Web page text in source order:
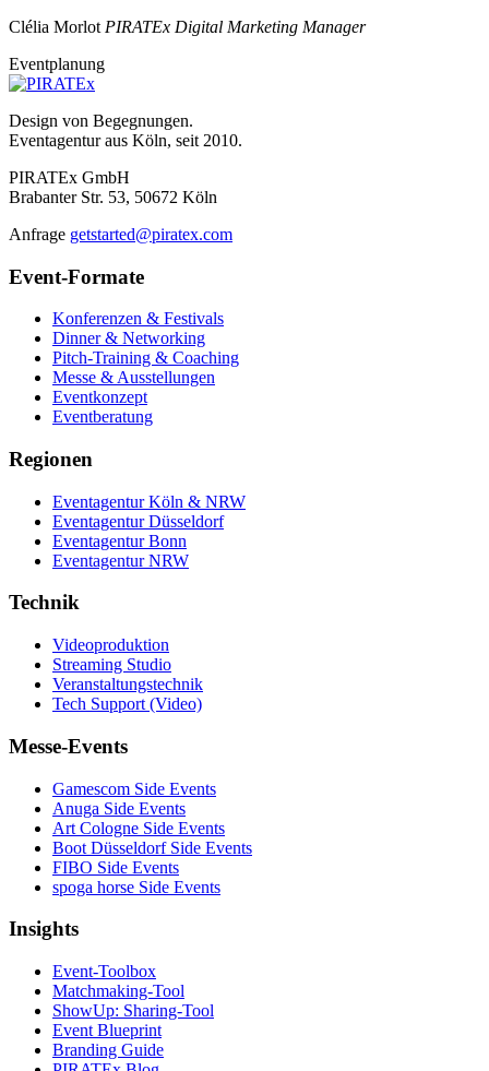
Clélia Morlot PIRATEx Digital Marketing Manager
Eventplanung
Design von Begegnungen.
Eventagentur aus Köln, seit 2010.
PIRATEx GmbH
Brabanter Str. 53, 50672 Köln
Anfrage getstarted@piratex.com
Event-Formate
Konferenzen & Festivals
Dinner & Networking
Pitch-Training & Coaching
Messe & Ausstellungen
Eventkonzept
Eventberatung
Regionen
Eventagentur Köln & NRW
Eventagentur Düsseldorf
Eventagentur Bonn
Eventagentur NRW
Technik
Videoproduktion
Streaming Studio
Veranstaltungstechnik
Tech Support (Video)
Messe-Events
Gamescom Side Events
Anuga Side Events
Art Cologne Side Events
Boot Düsseldorf Side Events
FIBO Side Events
spoga horse Side Events
Insights
Event-Toolbox
Matchmaking-Tool
ShowUp: Sharing-Tool
Event Blueprint
Branding Guide